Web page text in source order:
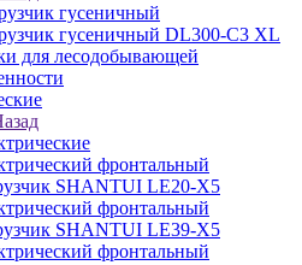
гусеничный
гусеничный DL300-C3 XL
для лесодобывающей
фронтальный
SHANTUI LE20-X5
фронтальный
SHANTUI LE39-X5
фронтальный